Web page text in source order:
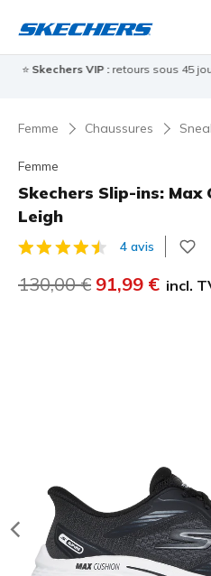
⭐ Skechers VIP :retours sous 45
Femme Chaussures
Femme
Skechers Slip-ins: Max
Leigh
Évaluation client 5 sur 5
4 avis
Prix réduit de
130,00 € à
91,99 € incl.